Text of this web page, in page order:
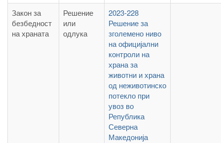
Закон за
безбедност
на храната
Решение
или
одлука
2023-228
Решение за
зголемено ниво
на официјални
контроли на
храна за
животни и храна
од неживотинско
потекло при
увоз во
Република
Северна
Македонија